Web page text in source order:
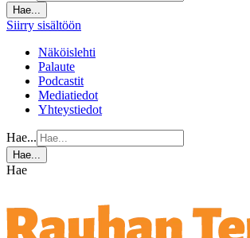
Hae...
Siirry sisältöön
Näköislehti
Palaute
Podcastit
Mediatiedot
Yhteystiedot
Hae...
Hae...
Hae